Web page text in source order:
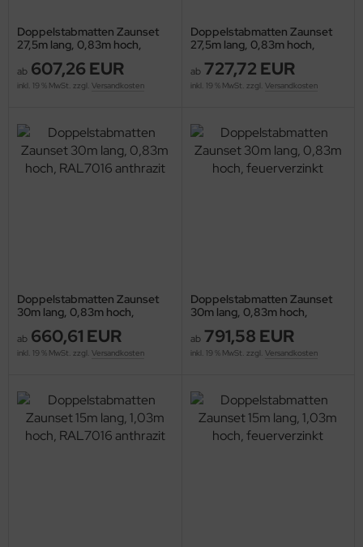
Doppelstabmatten Zaunset
27,5m lang, 0,83m hoch,
ab 607,26 EUR
inkl. 19 % MwSt. zzgl. Versandkosten
Doppelstabmatten Zaunset
27,5m lang, 0,83m hoch,
ab 727,72 EUR
inkl. 19 % MwSt. zzgl. Versandkosten
Doppelstabmatten Zaunset
30m lang, 0,83m hoch,
ab 660,61 EUR
inkl. 19 % MwSt. zzgl. Versandkosten
Doppelstabmatten Zaunset
30m lang, 0,83m hoch,
ab 791,58 EUR
inkl. 19 % MwSt. zzgl. Versandkosten